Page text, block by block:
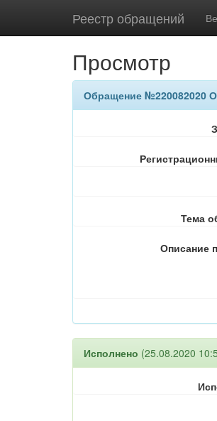
Реестр обращений
Просмотр
Обращение №220082020
Тема
Описание
Исполнено (25.08.2020